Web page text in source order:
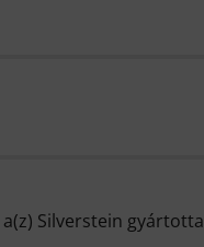
Silverstein gyártotta